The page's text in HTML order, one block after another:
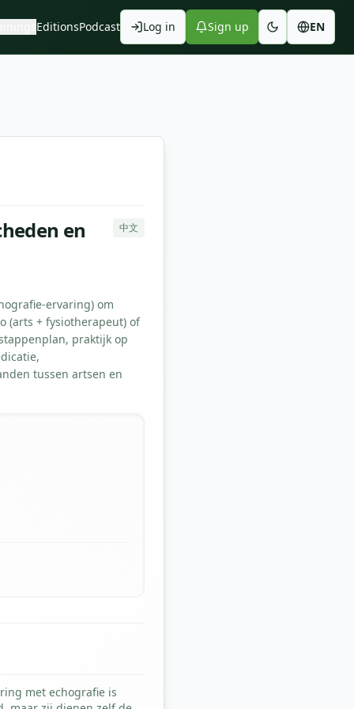
EditionsPodcast Log in Sign up EN
en 中文
ervaring) om
(arts + fysiotherapeut) of
praktijk op
tussen artsen en
met echografie is